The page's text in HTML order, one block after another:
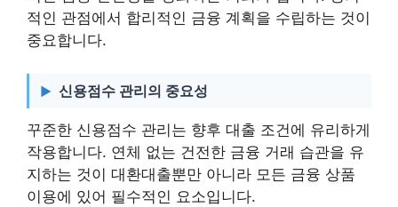
적인 관점에서 합리적인 금융 계획을 수립하는 것이
중요합니다.
신용점수 관리의 중요성
꾸준한 신용점수 관리는 향후 대출 조건에 유리하게
작용합니다. 연체 없는 건전한 금융 거래 습관을 유
지하는 것이 대환대출뿐만 아니라 모든 금융 상품
이용에 있어 필수적인 요소입니다.